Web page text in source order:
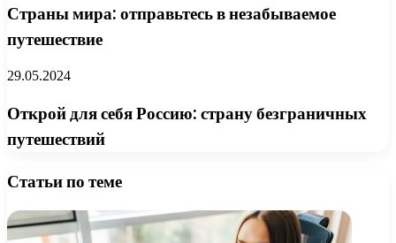
Страны мира: отправьтесь в незабываемое
путешествие
29.05.2024
Открой для себя Россию: страну безграничных
путешествий
Статьи по теме